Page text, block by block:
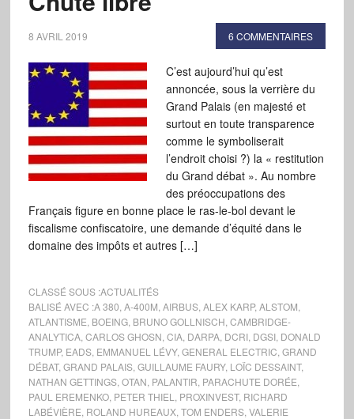
8 AVRIL 2019 6 COMMENTAIRES
C’est aujourd’hui qu’est
annoncée, sous la verrière du
Grand Palais (en majesté et
surtout en toute transparence
comme le symboliserait
l’endroit choisi ?) la « restitution
du Grand débat ». Au nombre
des préoccupations des
Français figure en bonne place le ras-le-bol devant le
fiscalisme confiscatoire, une demande d’équité dans le
domaine des impôts et autres […]
CLASSÉ SOUS :ACTUALITÉS
BALISÉ AVEC :A 380 A-400M AIRBUS, ALEX KARP, ALSTOM
ATLANTISME BOEING, BRUNO GOLLNISCH CAMBRIDGE-
ANALYTICA, CARLOS GHOSN CIA, DARPA, DCRI, DGSI, DONALD
TRUMP, EADS, EMMANUEL LÉVY, GENERAL ELECTRIC GRAND
DÉBAT, GRAND PALAIS, GUILLAUME FAURY, LOÏC DESSAINT,
NATHAN GETTINGS, OTAN PALANTIR PARACHUTE DORÉE
PAUL EREMENKO, PETER THIEL PROXINVEST, RICHARD
LABÉVIÈRE ROLAND HUREAUX, TOM ENDERS, VALERIE